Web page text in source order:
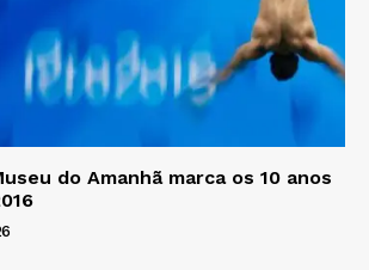
do Amanhã marca os 10 anos